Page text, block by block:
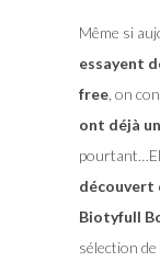
Même si
essayent
free, on
ont déjà
découvert
Biotyfull
sélection